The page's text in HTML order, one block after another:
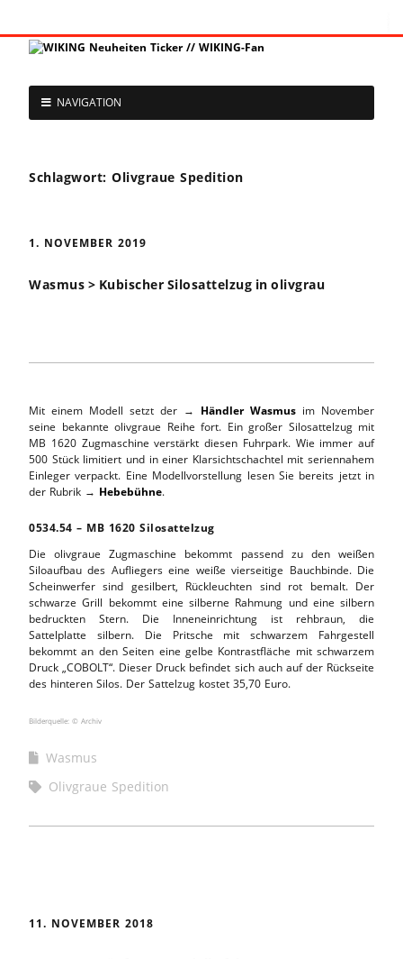
NAVIGATION
Schlagwort: Olivgraue Spedition
1. NOVEMBER 2019
Wasmus > Kubischer Silosattelzug in olivgrau
Mit einem Modell setzt der → Händler Wasmus im November
seine bekannte olivgraue Reihe fort. Ein großer Silosattelzug mit
MB 1620 Zugmaschine verstärkt diesen Fuhrpark. Wie immer auf
500 Stück limitiert und in einer Klarsichtschachtel mit seriennahem
Einleger verpackt. Eine Modellvorstellung lesen Sie bereits jetzt in
der Rubrik → Hebebühne.
0534.54 – MB 1620 Silosattelzug
Die olivgraue Zugmaschine bekommt passend zu den weißen
Siloaufbau des Aufliegers eine weiße vierseitige Bauchbinde. Die
Scheinwerfer sind gesilbert, Rückleuchten sind rot bemalt. Der
schwarze Grill bekommt eine silberne Rahmung und eine silbern
bedruckten Stern. Die Inneneinrichtung ist rehbraun, die
Sattelplatte silbern. Die Pritsche mit schwarzem Fahrgestell
bekommt an den Seiten eine gelbe Kontrastfläche mit schwarzem
Druck „COBOLT“. Dieser Druck befindet sich auch auf der Rückseite
des hinteren Silos. Der Sattelzug kostet 35,70 Euro.
Bilderquelle: © Archiv
Wasmus
Olivgraue Spedition
11. NOVEMBER 2018